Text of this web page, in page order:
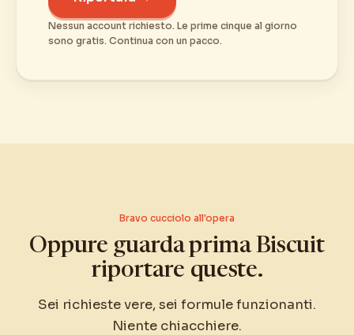
Nessun account richiesto. Le prime cinque al giorno
sono gratis. Continua con un pacco.
Bravo cucciolo all'opera
Oppure guarda prima Biscuit
riportare queste.
Sei richieste vere, sei formule funzionanti.
Niente chiacchiere.